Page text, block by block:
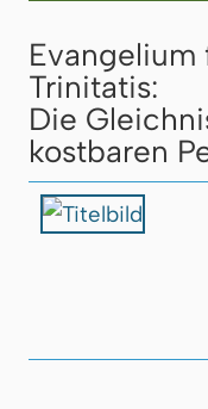
Evangelium
Trinitatis:
Die
kostbaren